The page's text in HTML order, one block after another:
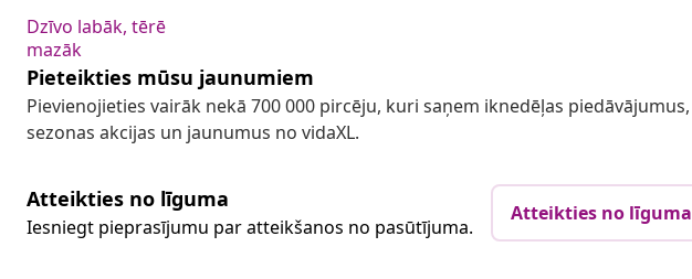
Dzīvo labāk, tērē
mazāk
Pieteikties mūsu jaunumiem
Pievienojieties vairāk nekā 700 000 pircēju, kuri saņem iknedēļas piedāvājumus,
sezonas akcijas un jaunumus no vidaXL.
Atteikties no līguma
Iesniegt pieprasījumu par atteikšanos no pasūtījuma.
Atteikties no līguma